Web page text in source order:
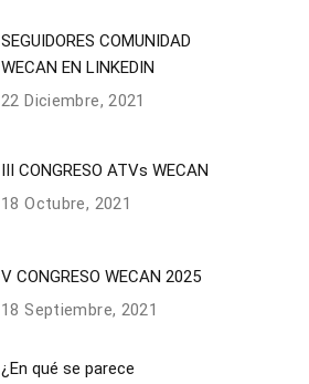
SEGUIDORES COMUNIDAD
WECAN EN LINKEDIN
22 Diciembre, 2021
III CONGRESO ATVs WECAN
18 Octubre, 2021
V CONGRESO WECAN 2025
18 Septiembre, 2021
¿En qué se parece